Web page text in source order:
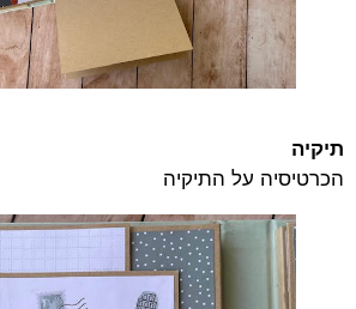
תיקיה
הכרטיסיה על התיקיה